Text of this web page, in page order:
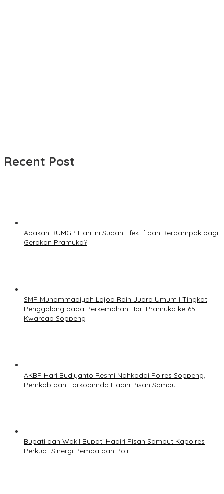
Recent Post
Apakah BUMGP Hari Ini Sudah Efektif dan Berdampak bagi
Gerakan Pramuka?
SMP Muhammadiyah Lajoa Raih Juara Umum I Tingkat
Penggalang pada Perkemahan Hari Pramuka ke-65
Kwarcab Soppeng
AKBP Hari Budiyanto Resmi Nahkodai Polres Soppeng,
Pemkab dan Forkopimda Hadiri Pisah Sambut
Bupati dan Wakil Bupati Hadiri Pisah Sambut Kapolres
Perkuat Sinergi Pemda dan Polri